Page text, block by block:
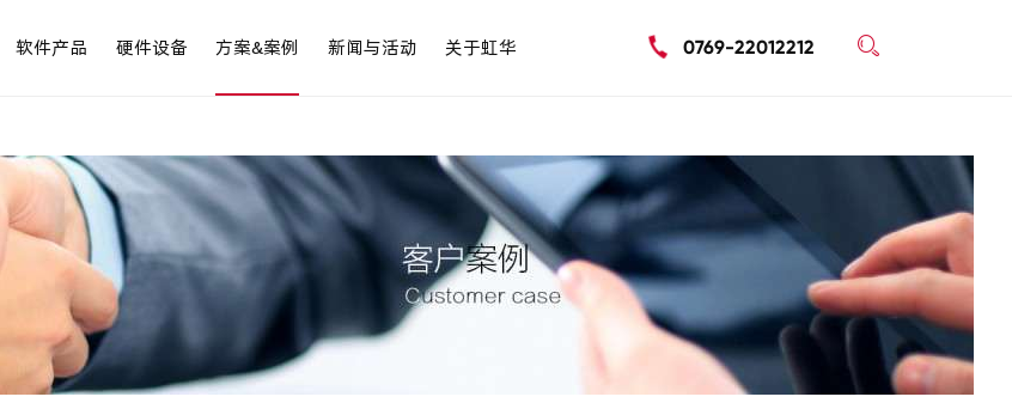
软件产品 硬件设备 方案&案例 新闻与活动 关于虹华 0769-22012212 